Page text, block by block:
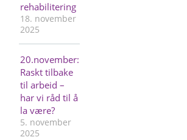
rehabilitering
18. november
2025
20.november:
Raskt tilbake
til arbeid –
har vi råd til å
la være?
5. november
2025